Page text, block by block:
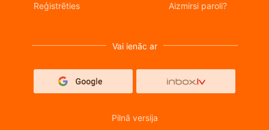
Reģistrēties Aizmirsi paroli?
Vai ienāc ar
Pilnā versija